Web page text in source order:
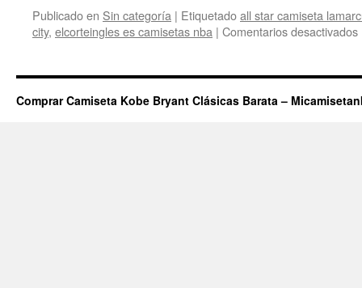
Publicado en Sin categoría | Etiquetadoall star camiseta
city, elcorteingles es camisetas nba | Comentarios desactivados
Comprar Camiseta Kobe Bryant Clásicas Barata –